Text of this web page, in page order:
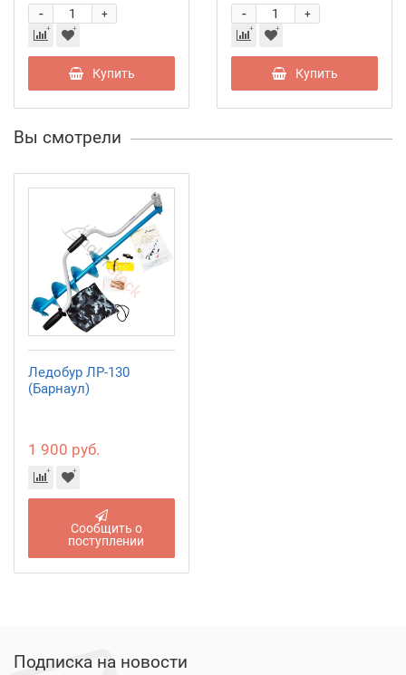
+
-
Купить
+
-
Купить
Вы смотрели
Ледобур ЛР-130
(Барнаул)
1 900 руб.
Сообщить о
поступлении
Подписка на новости